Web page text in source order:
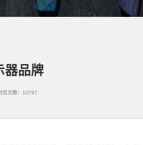
器品牌
次数：10797